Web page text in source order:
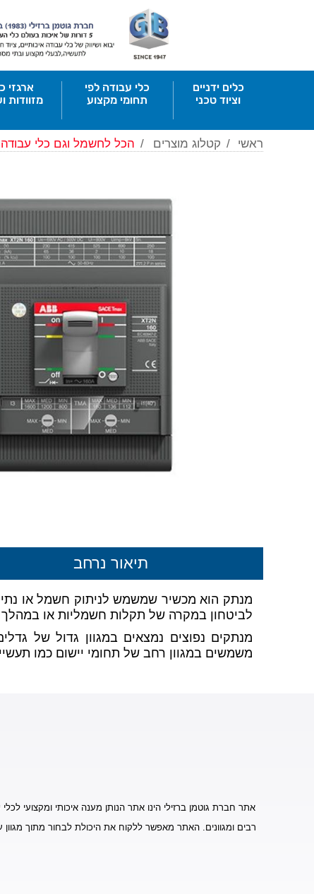
כלים ידניים
וציוד טכני
כלי עבודה לפי
תחומי מקצוע
ארגזי
מזוודות
ראשי / קטלוג מוצרים / הכל לחשמל וגם כלי עבודה
תיאור נרחב
מנתק הוא מכשיר שמשמש לניתוק חשמל או
לביטחון במקרה של תקלות חשמליות או במהלך
מנתקים נפוצים נמצאים במגוון גדול של
משמשים במגוון רחב של תחומי יישום כמו
אתר חברת גוטמן ברזילי הינו אתר הנותן מענה איכותי ומקצועי
רבים ומגוונים. האתר מאפשר ללקוח את היכולת לבחור מתוך